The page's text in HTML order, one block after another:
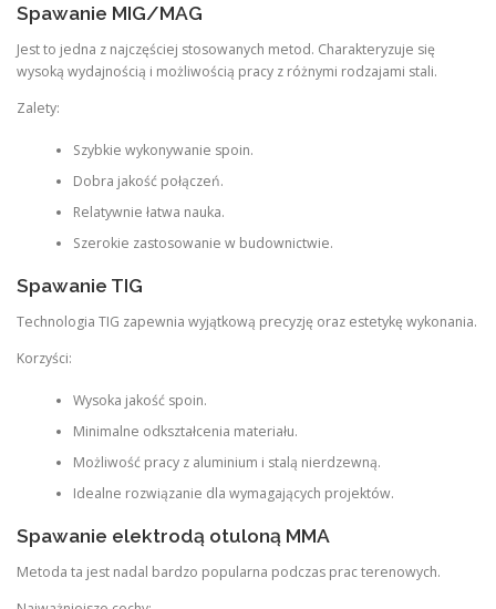
Spawanie MIG/MAG
Jest to jedna z najczęściej stosowanych metod. Charakteryzuje się
wysoką wydajnością i możliwością pracy z różnymi rodzajami stali.
Zalety:
Szybkie wykonywanie spoin.
Dobra jakość połączeń.
Relatywnie łatwa nauka.
Szerokie zastosowanie w budownictwie.
Spawanie TIG
Technologia TIG zapewnia wyjątkową precyzję oraz estetykę wykonania.
Korzyści:
Wysoka jakość spoin.
Minimalne odkształcenia materiału.
Możliwość pracy z aluminium i stalą nierdzewną.
Idealne rozwiązanie dla wymagających projektów.
Spawanie elektrodą otuloną MMA
Metoda ta jest nadal bardzo popularna podczas prac terenowych.